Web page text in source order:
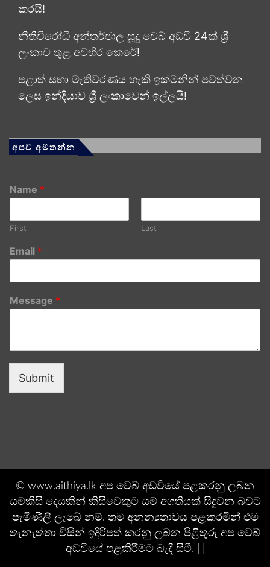
කරයි!
නීතිවිරෝධී අන්තර්ජාල සූදු වෙබ් අඩවි 24ක් ශ්‍රී
ලංකාව තුළ අවහිර කෙරේ!
පළාත් සභා මැතිවරණය හැකි ඉක්මනින් පවත්වන
ලෙස ඉන්දියාව ශ්‍රී ලංකාවෙන් ඉල්ලයි!
අපව අමතන්න
Name *
First Last
Email *
Message *
Submit
© www.aithiya.lk අප වෙබ් අඩවියේ පළකරනු ලබන
යම්කිසි දෙයකින් කිසිවෙකුට යම් අගතියක් සිදුවන බවට
පැමිණිලි ලැබේ නම්. තම අනන්‍යතාවය පළකරමින් එම
තැනැත්තා විසින් ඉදිරිපත් කරනු ලබන පිළිතුරු අප වෙබ්
අඩවියේ පළකිරීමට බැදී සිටී. | |